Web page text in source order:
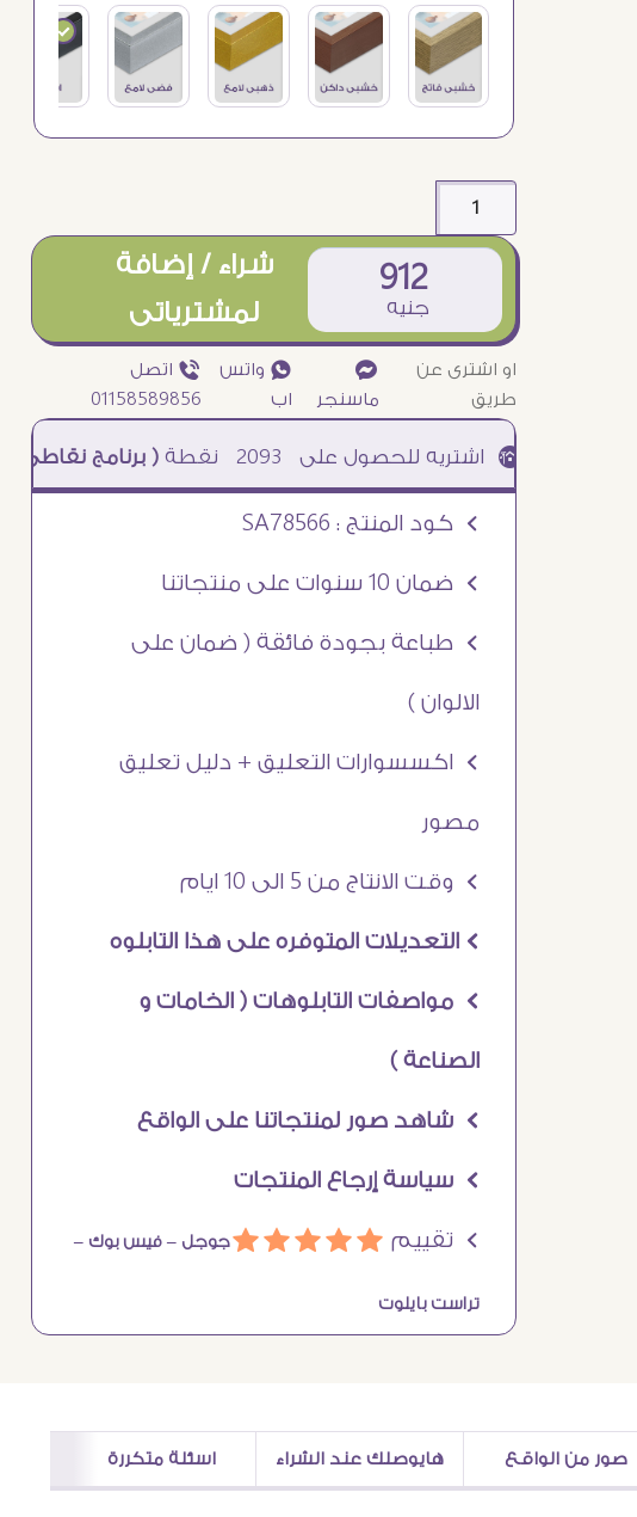
912
جنيه
شراء / إضافة
لمشترياتى
او اشترى عن
طريق
¥
ماسنجر
₧ واتس
اب
ƒ اتصل
01158589856
2093 نقطة( برنامج نقاطى )à خصم 5% للعملاء الجدد à شحن مجانى عند الشراء ب 4000 جنيه à
Ö كود المنتج : SA78566
Ö ضمان 10 سنوات على منتجاتنا
Ö طباعة بجودة فائقة ( ضمان على
الالوان )
Ö اكسسوارات التعليق + دليل تعليق
مصور
Ö وقت الانتاج من 5 الى 10 ايام
Ö التعديلات المتوفره على هذا التابلوه
Ö مواصفات التابلوهات ( الخامات و
الصناعة )
Ö شاهد صور لمنتجاتنا على الواقع
Ö سياسة إرجاع المنتجات
Ö تقييم áááááجوجل – فيس بوك –
تراست بايلوت
صور من الواقع هايوصلك عند الشراء اسئلة متكررة